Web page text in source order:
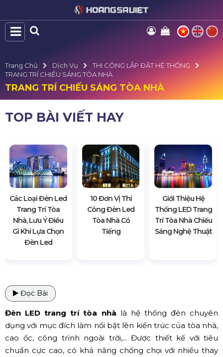
Trang Chủ Dịch Vụ
THI CÔNG LẮP ĐẶT HỆ THỐNG
TRANG TRÍ CHIẾU SÁNG TÒA NHÀ
TRANG TRÍ CHIẾU SÁNG TÒA NHÀ
TOP BÀI VIẾT HAY
Các Loại Đèn Led
Trang Trí Tòa
Nhà, Lưu Ý Điều
Gì Khi Lựa Chọn
Đèn Led
10 Đơn Vị Thi
Công Đèn Led
Tòa Nhà Có
Tiếng
Giới Thiệu Hệ
Thống LED Trang
Trí Tòa Nhà Chiếu
Sáng Nghệ Thuật
Đọc Bài
Đèn LED trang trí tòa nhà là hệ thống đèn chuyên
dụng với mục đích làm nổi bật lên kiến trúc của tòa nhà,
cao ốc, công trình ngoài trời,... Được thiết kế với tiêu
chuẩn cực cao, có khả năng chống chọi với nhiều thay